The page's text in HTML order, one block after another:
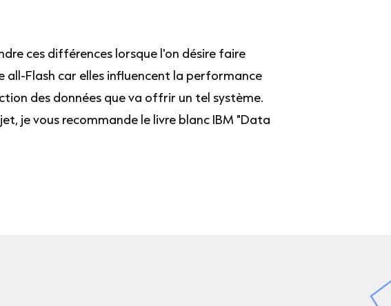
ces différences lorsque l'on désire faire
all-Flash car elles influencent la performance
des données que va offrir un tel système.
je vous recommande le livre blanc IBM "Data